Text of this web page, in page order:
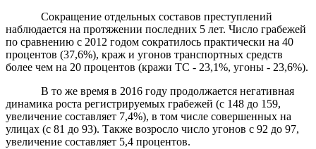
Сокращение отдельных составов преступлений
наблюдается на протяжении последних 5 лет. Число грабежей
по сравнению с 2012 годом сократилось практически на 40
процентов (37,6%), краж и угонов транспортных средств
более чем на 20 процентов (кражи ТС - 23,1%, угоны - 23,6%).
В то же время в 2016 году продолжается негативная
динамика роста регистрируемых грабежей (с 148 до 159,
увеличение составляет 7,4%), в том числе совершенных на
улицах (с 81 до 93). Также возросло число угонов с 92 до 97,
увеличение составляет 5,4 процентов.